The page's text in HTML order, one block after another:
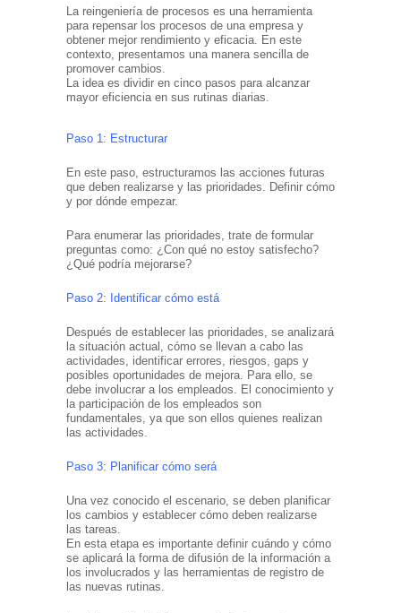
La reingeniería de procesos es una herramienta
para repensar los procesos de una empresa y
obtener mejor rendimiento y eficacia. En este
contexto, presentamos una manera sencilla de
promover cambios.
La idea es dividir en cinco pasos para alcanzar
mayor eficiencia en sus rutinas diarias.
Paso 1: Estructurar
En este paso, estructuramos las acciones futuras
que deben realizarse y las prioridades. Definir cómo
y por dónde empezar.
Para enumerar las prioridades, trate de formular
preguntas como: ¿Con qué no estoy satisfecho?
¿Qué podría mejorarse?
Paso 2: Identificar cómo está
Después de establecer las prioridades, se analizará
la situación actual, cómo se llevan a cabo las
actividades, identificar errores, riesgos, gaps y
posibles oportunidades de mejora. Para ello, se
debe involucrar a los empleados. El conocimiento y
la participación de los empleados son
fundamentales, ya que son ellos quienes realizan
las actividades.
Paso 3: Planificar cómo será
Una vez conocido el escenario, se deben planificar
los cambios y establecer cómo deben realizarse
las tareas.
En esta etapa es importante definir cuándo y cómo
se aplicará la forma de difusión de la información a
los involucrados y las herramientas de registro de
las nuevas rutinas.